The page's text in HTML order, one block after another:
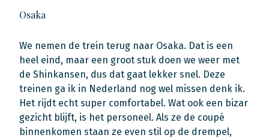
Osaka
We nemen de trein terug naar Osaka. Dat is een
heel eind, maar een groot stuk doen we weer met
de Shinkansen, dus dat gaat lekker snel. Deze
treinen ga ik in Nederland nog wel missen denk ik.
Het rijdt echt super comfortabel. Wat ook een bizar
gezicht blijft, is het personeel. Als ze de coupé
binnenkomen staan ze even stil op de drempel,